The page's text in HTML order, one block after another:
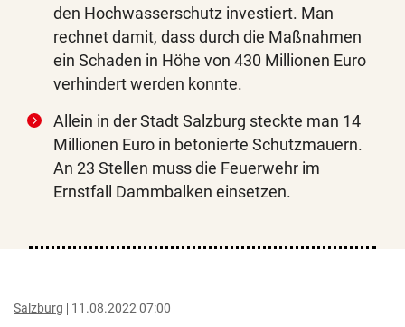
den Hochwasserschutz investiert. Man
rechnet damit, dass durch die Maßnahmen
ein Schaden in Höhe von 430 Millionen Euro
verhindert werden konnte.
Allein in der Stadt Salzburg steckte man 14
Millionen Euro in betonierte Schutzmauern.
An 23 Stellen muss die Feuerwehr im
Ernstfall Dammbalken einsetzen.
Salzburg 11.08.2022 07:00